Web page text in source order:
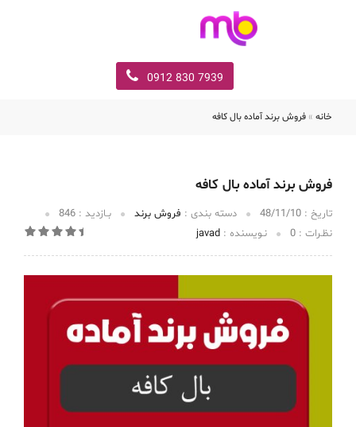
7939 830 0912
خانه » فروش برند آماده بال کافه
فروش برند آماده بال کافه
تاریخ :‌ 48/11/10 دسته بندی : فروش برند بـازدید : 846
نظـرات : 0 نـویسنده : javad